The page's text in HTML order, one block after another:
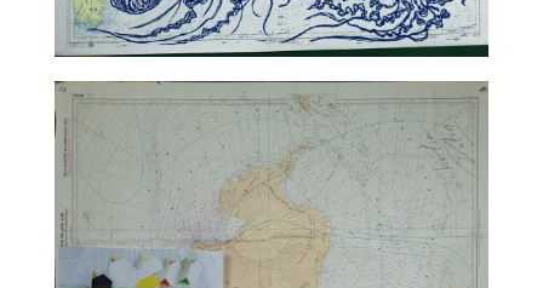
TALC02-09 – Jean-Marie Appriou